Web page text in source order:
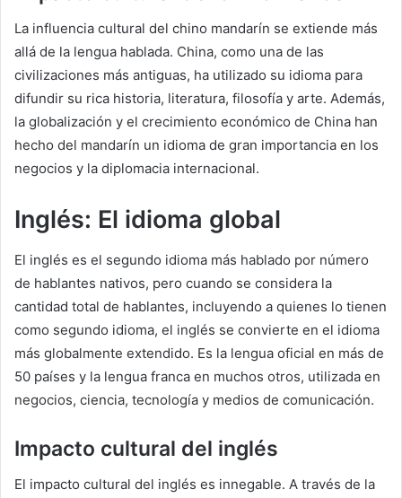
La influencia cultural del chino mandarín se extiende más
allá de la lengua hablada. China, como una de las
civilizaciones más antiguas, ha utilizado su idioma para
difundir su rica historia, literatura, filosofía y arte. Además,
la globalización y el crecimiento económico de China han
hecho del mandarín un idioma de gran importancia en los
negocios y la diplomacia internacional.
Inglés: El idioma global
El inglés es el segundo idioma más hablado por número
de hablantes nativos, pero cuando se considera la
cantidad total de hablantes, incluyendo a quienes lo tienen
como segundo idioma, el inglés se convierte en el idioma
más globalmente extendido. Es la lengua oficial en más de
50 países y la lengua franca en muchos otros, utilizada en
negocios, ciencia, tecnología y medios de comunicación.
Impacto cultural del inglés
El impacto cultural del inglés es innegable. A través de la